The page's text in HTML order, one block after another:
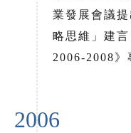
業發展會議
略思維」建
2006-2008》
2006